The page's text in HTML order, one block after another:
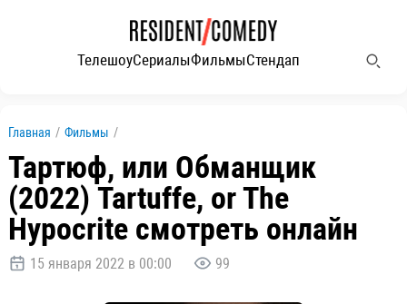
ТелешоуСериалыФильмыСтендап
Главная / Фильмы /
Тартюф, или Обманщик
(2022) Tartuffe, or The
Hypocrite смотреть онлайн
15 января 2022 в 00:00 99